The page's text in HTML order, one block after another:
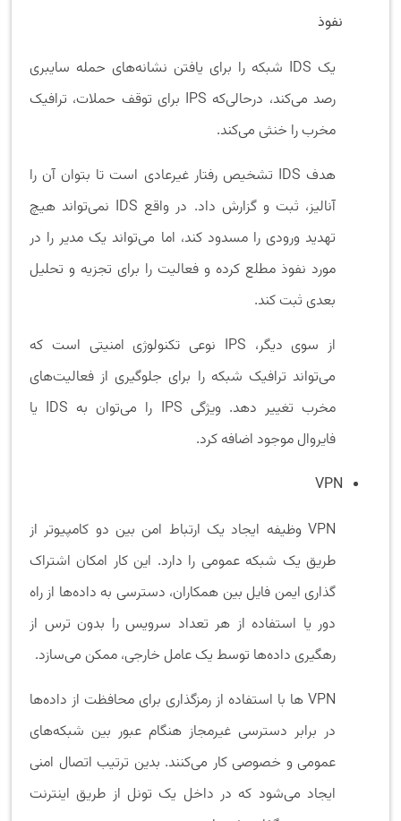
نفوذ
یک IDS شبکه را برای یافتن نشانه‌های حمله سایبری
رصد می‌کند، درحالی‌که IPS برای توقف حملات، ترافیک
مخرب را خنثی می‌کند.
هدف IDS تشخیص رفتار غیرعادی است تا بتوان آن را
آنالیز، ثبت و گزارش داد. در واقع IDS نمی‌تواند هیچ
تهدید ورودی را مسدود کند، اما می‌تواند یک مدیر را در
مورد نفوذ مطلع کرده و فعالیت را برای تجزیه و تحلیل
بعدی ثبت کند.
از سوی دیگر، IPS نوعی تکنولوژی امنیتی است که
می‌تواند ترافیک شبکه را برای جلوگیری از فعالیت‌های
مخرب تغییر دهد. ویژگی IPS را می‌توان به IDS یا
فایروال موجود اضافه کرد.
VPN
VPN وظیفه ایجاد یک ارتباط امن بین دو کامپیوتر از
طریق یک شبکه عمومی را دارد. این کار امکان اشتراک
گذاری ایمن فایل بین همکاران، دسترسی به داده‌ها از راه
دور یا استفاده از هر تعداد سرویس را بدون ترس از
رهگیری داده‌ها توسط یک عامل خارجی، ممکن می‌سازد.
VPN ها با استفاده از رمزگذاری برای محافظت از داده‌ها
در برابر دسترسی غیرمجاز هنگام عبور بین شبکه‌های
عمومی و خصوصی کار می‌کنند. بدین ترتیب اتصال امنی
ایجاد می‌شود که در داخل یک تونل از طریق اینترنت